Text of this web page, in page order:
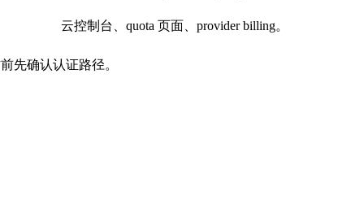
云控制台、quota 页面、provider billing。
先确认认证路径。